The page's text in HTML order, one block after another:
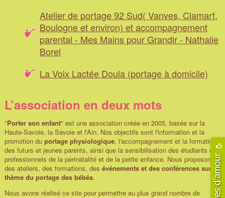
Atelier de portage 92 Sud( Vanves, Clamart,
Boulogne et environ) et accompagnement
parental - Mes Mains pour Grandir - Nathalie
Borel
La Voix Lactée Doula (portage à domicile)
L’association en deux mots
"Porter son enfant" est une association créée en 2005, basée sur la
Haute-Savoie, la Savoie et l'Ain. Nos objectifs sont l'information et la
promotion du portage physiologique, l'accompagnement et la formation
des futurs et jeunes parents, ainsi que la sensibilisation des étudiants et
professionnels de la périnatalité et de la petite enfance. Nous proposons
des ateliers, des formations, des événements et des conférences sur le
thème du portage des bébés.
Nous avons réalisé ce site pour permettre au plus grand nombre de